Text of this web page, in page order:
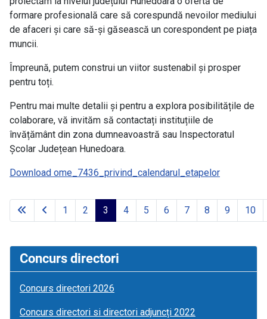
formare profesională care să corespundă nevoilor mediului
de afaceri și care să-și găsească un corespondent pe piața
muncii.
Împreună, putem construi un viitor sustenabil și prosper
pentru toți.
Pentru mai multe detalii și pentru a explora posibilitățile de
colaborare, vă invităm să contactați instituțiile de
învățământ din zona dumneavoastră sau Inspectoratul
Școlar Județean Hunedoara.
Download ome_7436_privind_calendarul_etapelor
Page 3 of 41
1 2 3 4 5 6 7 8 9 10
Concurs directori
Concurs directori 2026
Concurs directori si directori adjuncți 2022